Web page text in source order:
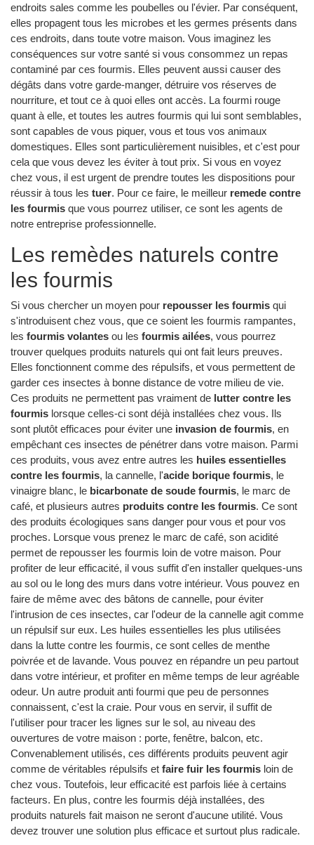
endroits sales comme les poubelles ou l'évier. Par conséquent,
elles propagent tous les microbes et les germes présents dans
ces endroits, dans toute votre maison. Vous imaginez les
conséquences sur votre santé si vous consommez un repas
contaminé par ces fourmis. Elles peuvent aussi causer des
dégâts dans votre garde-manger, détruire vos réserves de
nourriture, et tout ce à quoi elles ont accès. La fourmi rouge
quant à elle, et toutes les autres fourmis qui lui sont semblables,
sont capables de vous piquer, vous et tous vos animaux
domestiques. Elles sont particulièrement nuisibles, et c'est pour
cela que vous devez les éviter à tout prix. Si vous en voyez
chez vous, il est urgent de prendre toutes les dispositions pour
réussir à tous les tuer. Pour ce faire, le meilleur remede contre
les fourmis que vous pourrez utiliser, ce sont les agents de
notre entreprise professionnelle.
Les remèdes naturels contre
les fourmis
Si vous chercher un moyen pour repousser les fourmis qui
s'introduisent chez vous, que ce soient les fourmis rampantes,
les fourmis volantes ou les fourmis ailées, vous pourrez
trouver quelques produits naturels qui ont fait leurs preuves.
Elles fonctionnent comme des répulsifs, et vous permettent de
garder ces insectes à bonne distance de votre milieu de vie.
Ces produits ne permettent pas vraiment de lutter contre les
fourmis lorsque celles-ci sont déjà installées chez vous. Ils
sont plutôt efficaces pour éviter une invasion de fourmis, en
empêchant ces insectes de pénétrer dans votre maison. Parmi
ces produits, vous avez entre autres les huiles essentielles
contre les fourmis, la cannelle, l'acide borique fourmis, le
vinaigre blanc, le bicarbonate de soude fourmis, le marc de
café, et plusieurs autres produits contre les fourmis. Ce sont
des produits écologiques sans danger pour vous et pour vos
proches. Lorsque vous prenez le marc de café, son acidité
permet de repousser les fourmis loin de votre maison. Pour
profiter de leur efficacité, il vous suffit d'en installer quelques-uns
au sol ou le long des murs dans votre intérieur. Vous pouvez en
faire de même avec des bâtons de cannelle, pour éviter
l'intrusion de ces insectes, car l'odeur de la cannelle agit comme
un répulsif sur eux. Les huiles essentielles les plus utilisées
dans la lutte contre les fourmis, ce sont celles de menthe
poivrée et de lavande. Vous pouvez en répandre un peu partout
dans votre intérieur, et profiter en même temps de leur agréable
odeur. Un autre produit anti fourmi que peu de personnes
connaissent, c'est la craie. Pour vous en servir, il suffit de
l'utiliser pour tracer les lignes sur le sol, au niveau des
ouvertures de votre maison : porte, fenêtre, balcon, etc.
Convenablement utilisés, ces différents produits peuvent agir
comme de véritables répulsifs et faire fuir les fourmis loin de
chez vous. Toutefois, leur efficacité est parfois liée à certains
facteurs. En plus, contre les fourmis déjà installées, des
produits naturels fait maison ne seront d'aucune utilité. Vous
devez trouver une solution plus efficace et surtout plus radicale.